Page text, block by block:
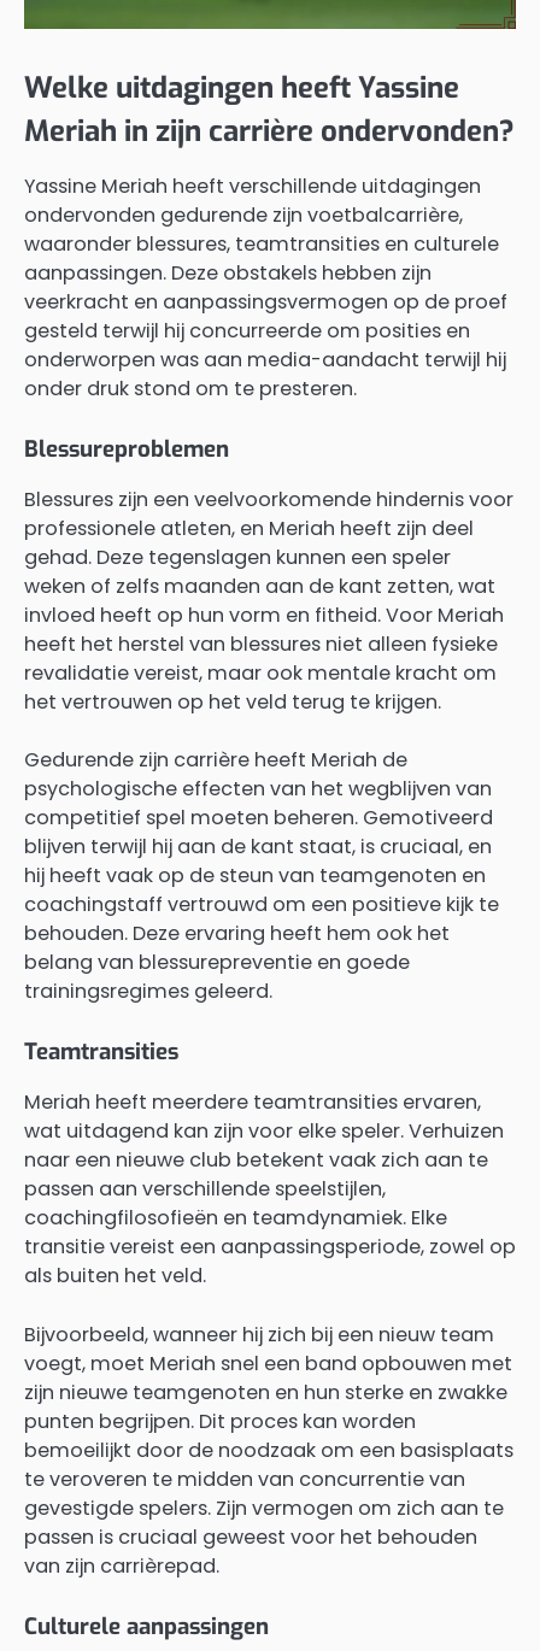
Welke uitdagingen heeft Yassine
Meriah in zijn carrière ondervonden?
Yassine Meriah heeft verschillende uitdagingen
ondervonden gedurende zijn voetbalcarrière,
waaronder blessures, teamtransities en culturele
aanpassingen. Deze obstakels hebben zijn
veerkracht en aanpassingsvermogen op de proef
gesteld terwijl hij concurreerde om posities en
onderworpen was aan media-aandacht terwijl hij
onder druk stond om te presteren.
Blessureproblemen
Blessures zijn een veelvoorkomende hindernis voor
professionele atleten, en Meriah heeft zijn deel
gehad. Deze tegenslagen kunnen een speler
weken of zelfs maanden aan de kant zetten, wat
invloed heeft op hun vorm en fitheid. Voor Meriah
heeft het herstel van blessures niet alleen fysieke
revalidatie vereist, maar ook mentale kracht om
het vertrouwen op het veld terug te krijgen.
Gedurende zijn carrière heeft Meriah de
psychologische effecten van het wegblijven van
competitief spel moeten beheren. Gemotiveerd
blijven terwijl hij aan de kant staat, is cruciaal, en
hij heeft vaak op de steun van teamgenoten en
coachingstaff vertrouwd om een positieve kijk te
behouden. Deze ervaring heeft hem ook het
belang van blessurepreventie en goede
trainingsregimes geleerd.
Teamtransities
Meriah heeft meerdere teamtransities ervaren,
wat uitdagend kan zijn voor elke speler. Verhuizen
naar een nieuwe club betekent vaak zich aan te
passen aan verschillende speelstijlen,
coachingfilosofieën en teamdynamiek. Elke
transitie vereist een aanpassingsperiode, zowel op
als buiten het veld.
Bijvoorbeeld, wanneer hij zich bij een nieuw team
voegt, moet Meriah snel een band opbouwen met
zijn nieuwe teamgenoten en hun sterke en zwakke
punten begrijpen. Dit proces kan worden
bemoeilijkt door de noodzaak om een basisplaats
te veroveren te midden van concurrentie van
gevestigde spelers. Zijn vermogen om zich aan te
passen is cruciaal geweest voor het behouden
van zijn carrièrepad.
Culturele aanpassingen